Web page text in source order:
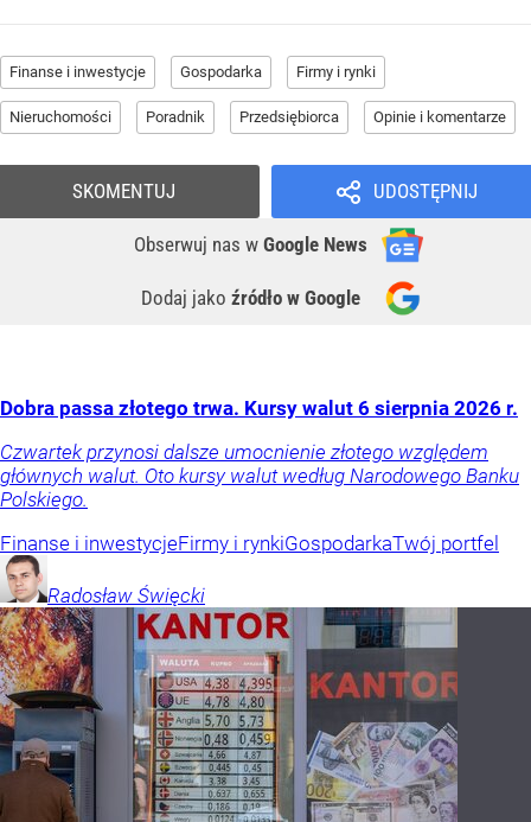
Finanse i inwestycje Gospodarka Firmy i rynki
Nieruchomości Poradnik Przedsiębiorca Opinie i komentarze
UDOSTĘPNIJ
Obserwuj nas w Google News
Dodaj jako źródło w Google
SKOMENTUJ
Dobra passa złotego trwa. Kursy walut 6 sierpnia 2026 r.
Czwartek przynosi dalsze umocnienie złotego względem
głównych walut. Oto kursy walut według Narodowego Banku
Polskiego.
Finanse i inwestycjeFirmy i rynkiGospodarkaTwój portfel
Radosław Święcki